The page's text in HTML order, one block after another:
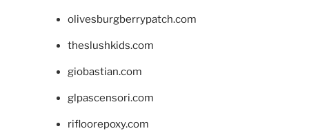
olivesburgberrypatch.com
theslushkids.com
giobastian.com
glpascensori.com
rifloorepoxy.com